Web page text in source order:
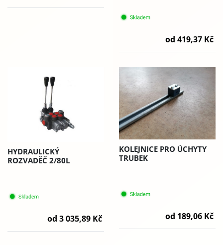
od 419,37 Kč
HYDRAULICKÝ
ROZVADĚČ 2/80L
od 3 035,89 Kč
KOLEJNICE PRO ÚCHYTY
TRUBEK
od 189,06 Kč